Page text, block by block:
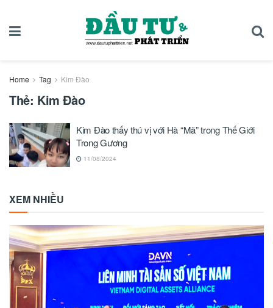
Home Tag Kim Đào
Thẻ: Kim Đào
Kim Đào thấy thú vị với Hà “Mã” trong Thế Giới
Trong Gương
11/08/2024
XEM NHIỀU